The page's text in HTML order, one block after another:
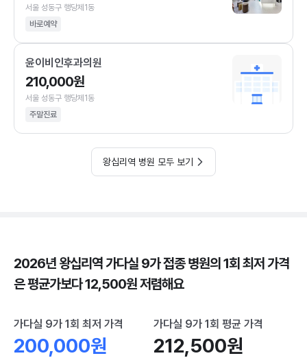
서울 성동구 행당제1동
바로예약
윤이비인후과의원
210,000원
서울 성동구 행당제1동
주말진료
왕십리역 병원 모두 보기
2026년 왕십리역 가다실 9가 접종 병원의 1회 최저 가격
은 평균가보다 12,500원 저렴해요
가다실 9가 1회 최저 가격
200,000원
가다실 9가 1회 평균 가격
212,500원